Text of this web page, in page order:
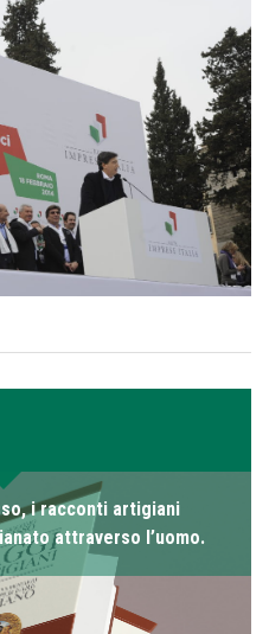
i racconti artigiani
attraverso l’uomo.